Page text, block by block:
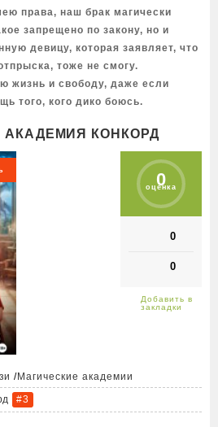
права, наш брак магически
запрещено по закону, но и
девицу, которая заявляет, что
тоже не смогу.
жизнь и свободу, даже если
того, кого дико боюсь.
АКАДЕМИЯ КОНКОРД
0
оценка
0
0
/Магические академии
#3